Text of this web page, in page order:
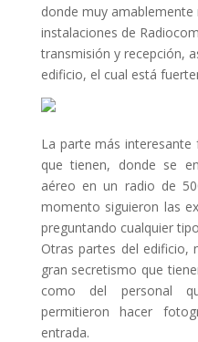
donde muy
instalaciones de
transmisión y recepción,
edificio, el cual está
La parte más interesante
que tienen, donde se
aéreo en un radio de
momento siguieron las
preguntando cualquier
Otras partes del edificio,
gran secretismo que
como del personal
permitieron hacer
entrada.